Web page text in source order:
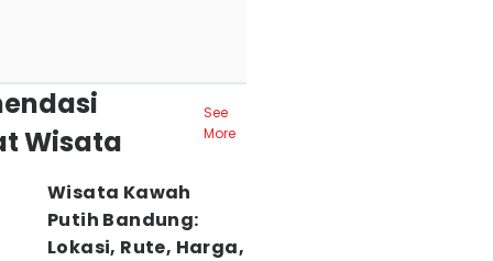
Wisata
See
More
Wisata Kawah
Putih Bandung:
Lokasi, Rute, Harga,